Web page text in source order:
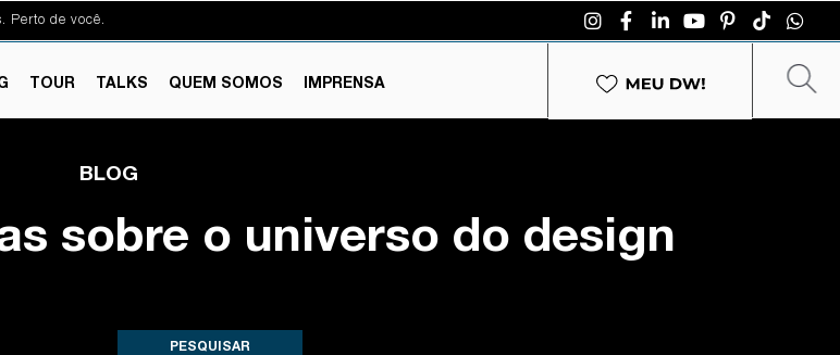
Perto de você.
TOUR TALKS QUEM SOMOS IMPRENSA
BLOG
sobre o universo do design
PESQUISAR